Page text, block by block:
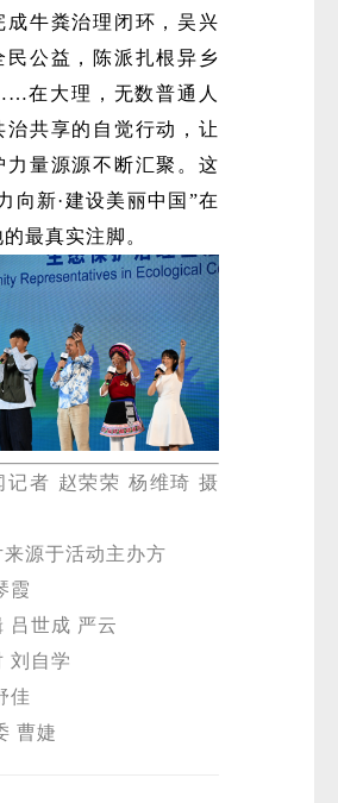
成牛粪治理闭环，吴兴
民公益，陈派扎根异乡
在大理，无数普通人
治共享的自觉行动，让
力量源源不断汇聚。这
向新·建设美丽中国”在
最真实注脚。
记者 赵荣荣 杨维琦 摄
源于活动主办方
霞
吕世成 严云
刘自学
佳
曹婕